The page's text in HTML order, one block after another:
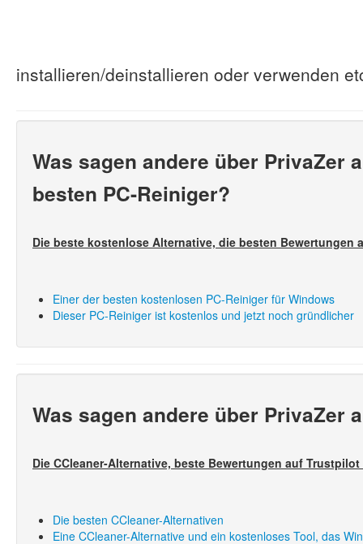
installieren/deinstallieren oder verwenden
Was sagen andere über PrivaZer
besten PC-Reiniger?
Die beste kostenlose Alternative, die besten Bewertungen
Einer der besten kostenlosen PC-Reiniger für Windows
Dieser PC-Reiniger ist kostenlos und jetzt noch gründlicher
Was sagen andere über PrivaZer
Die CCleaner-Alternative, beste Bewertungen auf Trustpilot
Die besten CCleaner-Alternativen
Eine CCleaner-Alternative und ein kostenloses Tool, das